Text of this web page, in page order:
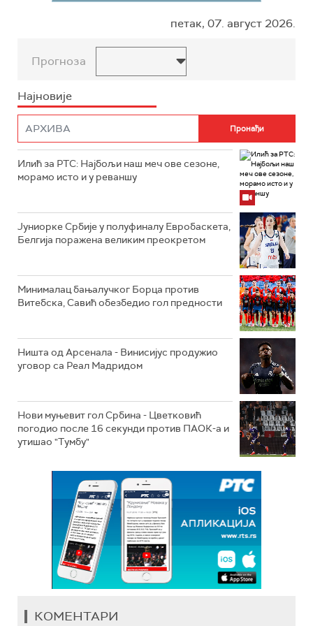
петак, 07. август 2026.
Прогноза
Најновије
Илић за РТС: Најбољи наш меч ове сезоне,
морамо исто и у реваншу
Јуниорке Србије у полуфиналу Евробаскета,
Белгија поражена великим преокретом
Минималац бањалучког Борца против
Витебска, Савић обезбедио гол предности
Ништа од Арсенала - Винисијус продужио
уговор са Реал Мадридом
Нови муњевит гол Србина - Цветковић
погодио после 16 секунди против ПАОК-а и
утишао "Тумбу"
КОМЕНТАРИ